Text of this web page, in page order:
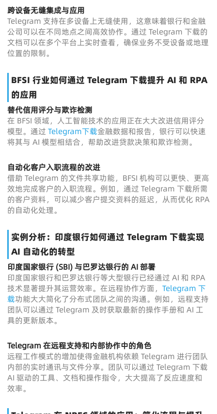
跨设备无缝集成与应用
Telegram 支持在多设备上无缝使用，这意味着银行和金融
公司可以在不同地点之间高效协作。通过 Telegram 下载的
文档可以在多个平台上实时查看，确保业务不受设备或地理
位置的限制。
BFSI 行业如何通过 Telegram 下载提升 AI 和 RPA
的应用
替代信用评分与欺诈检测
在 BFSI 领域，人工智能技术的应用正在大大改进信用评分
模型。通过 Telegram下载金融数据和报告，银行可以快速
将其与 AI 模型相结合，帮助改进贷款决策和欺诈检测。
自动化客户入职流程的改进
借助 Telegram 的文件共享功能，BFSI 机构可以更快、更高
效地完成客户的入职流程。例如，通过 Telegram 下载所需
的客户资料，可以减少客户提交资料的延迟，从而优化 RPA
的自动化处理。
实例分析：印度银行如何通过 Telegram 下载实现
AI 自动化的转型
印度国家银行 (SBI) 与巴罗达银行的 AI 部署
印度国家银行和巴罗达银行等大型银行已经通过 AI 和 RPA
技术显著提升其运营效率。在远程协作方面， Telegram 下
载功能大大简化了分布式团队之间的沟通。例如，远程支持
团队可以通过 Telegram 及时获取最新的操作手册和 AI 工
具的更新版本。
Telegram 在远程支持和内部协作中的角色
远程工作模式的增加使得金融机构依赖 Telegram 进行团队
内部的实时通讯与文件分享。团队可以通过 Telegram 下载
AI 驱动的工具、文档和操作指令，大大提高了反应速度和
效率。